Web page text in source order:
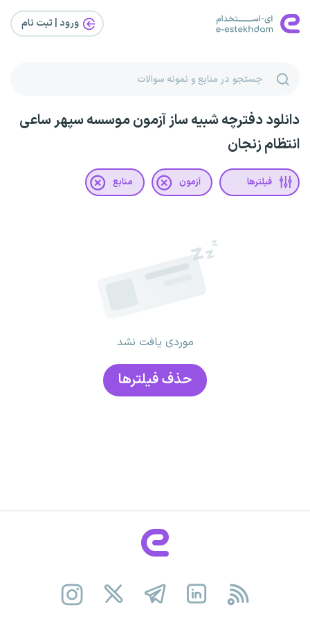
ورود | ثبت‌ نام
دانلود دفترچه شبیه ساز آزمون موسسه سپهر ساعی
انتظام زنجان
فیلترها آزمون منابع
موردی یافت نشد
حذف فیلتر‌ها